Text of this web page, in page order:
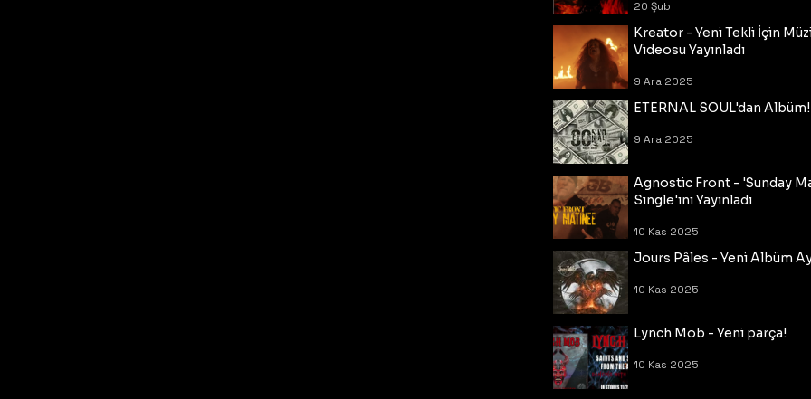
20 Şub
Kreator - Yeni Tekli İçin
Videosu Yayınladı
9 Ara 2025
ETERNAL SOUL'dan Albüm!
9 Ara 2025
Agnostic Front - 'Sunday
Single'ını Yayınladı
10 Kas 2025
Jours Pâles - Yeni Albüm
10 Kas 2025
Lynch Mob - Yeni parça!
10 Kas 2025